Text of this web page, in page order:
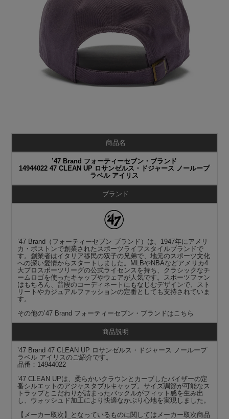
商品名
’47 Brand フォーティーセブン・ブランド
14944022 47 CLEAN UP ロサンゼルス・ドジャース ノーループ
ラベル アイリス
ブランド
’47 Brand（フォーティーセブン ブランド）は、1947年にアメリ
カ・ボストンで創業されたスポーツライフスタイルブランドで
す。創業者はイタリア移民の双子の兄弟で、地元のスポーツ文化
への深い愛情からスタートしました。MLBやNBAなどアメリカ4
大プロスポーツリーグの公式ライセンスを持ち、クラシックなチ
ームロゴを使ったキャップやウェアが人気です。スポーツファン
はもちろん、普段のコーディネートにもなじむデザインで、スト
リートやカジュアルファッションの定番としても支持されていま
す。
その他の’47 Brand フォーティーセブン・ブランド はこちら
商品説明
’47 Brand 47 CLEAN UP ロサンゼルス・ドジャース ノーループ
ラベル アイリスのご紹介です。
品番：14944022
’47 CLEAN UPは、柔らかいクラウンとカーブしたバイザーの定
番シルエットのアジャスタブルキャップ。サイズ調節が可能なス
トラップとこだわりが詰まったバックルがフィット感を生み出
し、ウォッシュド加工により快適なかぶり心地を実現しました。
【メーカー取次】となっているものに関してはメーカー取次商品